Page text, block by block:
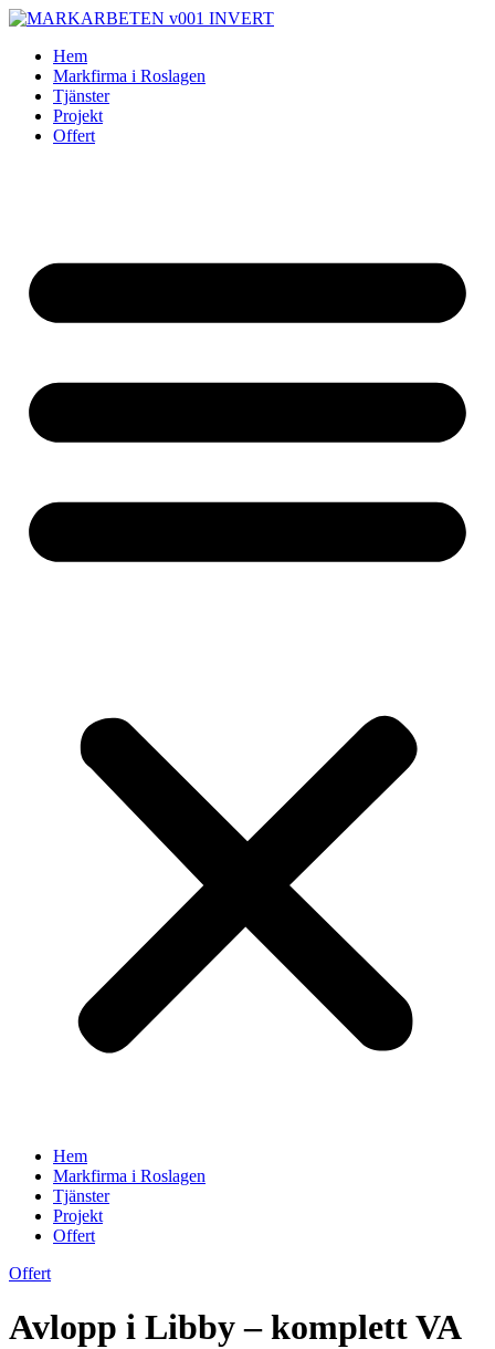
Skip
contentHem
Markfirma i Roslagen
Tjänster
Projekt
Offert
Hem
Markfirma i Roslagen
Tjänster
Projekt
Offert
Offert
Avlopp i Libby – komplett VA